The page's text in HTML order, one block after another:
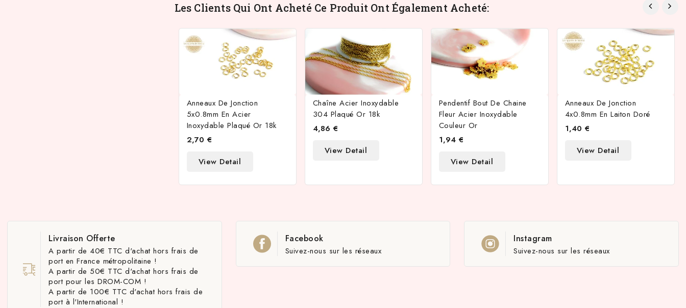
Les Clients Qui Ont Acheté Ce Produit Ont Également Acheté:
Anneaux De Jonction
5x0.8mm En Acier
Inoxydable Plaqué Or 18k
2,70 €
View Detail
Chaîne Acier Inoxydable
304 Plaqué Or 18k
4,86 €
View Detail
Pendentif Bout De Chaine
Fleur Acier Inoxydable
Couleur Or
1,94 €
View Detail
Anneaux De Jonction
4x0.8mm En Laiton Doré
1,40 €
View Detail
Livraison Offerte
A partir de 40€ TTC d'achat hors frais de
port en France métropolitaine !
A partir de 50€ TTC d'achat hors frais de
port pour les DROM-COM !
A partir de 100€ TTC d'achat hors frais de
port à l'International !
Facebook
Suivez-nous sur les réseaux
Instagram
Suivez-nous sur les réseaux